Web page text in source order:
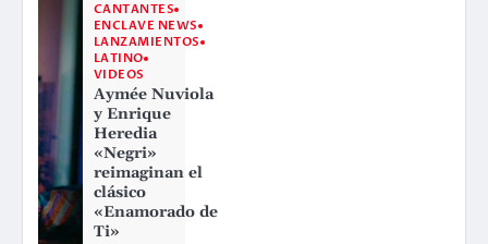
CANTANTES
ENCLAVE NEWS
LANZAMIENTOS
LATINO
VIDEOS
Aymée Nuviola
y Enrique
Heredia
«Negri»
reimaginan el
clásico
«Enamorado de
Ti»